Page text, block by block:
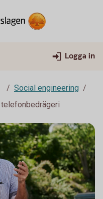
Logga in
Social engineering